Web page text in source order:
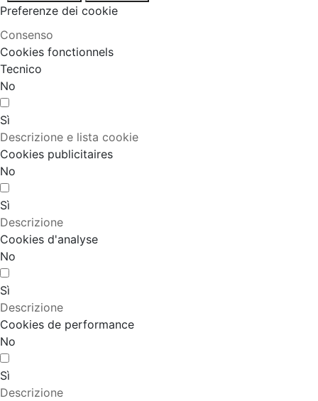
Preferenze dei cookie
Consenso
Cookies fonctionnels
Tecnico
No
Sì
Descrizione e lista cookie
Cookies publicitaires
No
Sì
Descrizione
Cookies d'analyse
No
Sì
Descrizione
Cookies de performance
No
Sì
Descrizione